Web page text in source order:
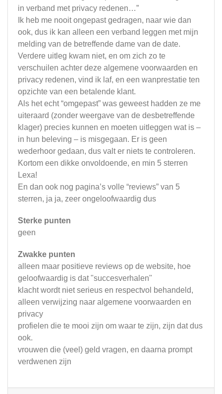
in verband met privacy redenen…”
Ik heb me nooit ongepast gedragen, naar wie dan
ook, dus ik kan alleen een verband leggen met mijn
melding van de betreffende dame van de date.
Verdere uitleg kwam niet, en om zich zo te
verschuilen achter deze algemene voorwaarden en
privacy redenen, vind ik laf, en een wanprestatie ten
opzichte van een betalende klant.
Als het echt “omgepast” was geweest hadden ze me
uiteraard (zonder weergave van de desbetreffende
klager) precies kunnen en moeten uitleggen wat is –
in hun beleving – is misgegaan. Er is geen
wederhoor gedaan, dus valt er niets te controleren.
Kortom een dikke onvoldoende, en min 5 sterren
Lexa!
En dan ook nog pagina’s volle “reviews” van 5
sterren, ja ja, zeer ongeloofwaardig dus
Sterke punten
geen
Zwakke punten
alleen maar positieve reviews op de website, hoe
geloofwaardig is dat "succesverhalen"
klacht wordt niet serieus en respectvol behandeld,
alleen verwijzing naar algemene voorwaarden en
privacy
profielen die te mooi zijn om waar te zijn, zijn dat dus
ook.
vrouwen die (veel) geld vragen, en daarna prompt
verdwenen zijn